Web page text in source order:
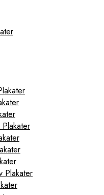
Plakater